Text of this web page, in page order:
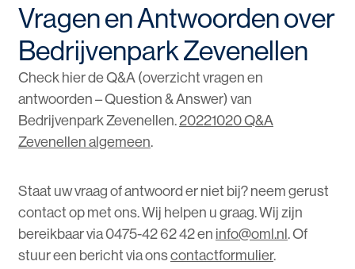
Vragen en Antwoorden over
Bedrijvenpark Zevenellen
Check hier de Q&A (overzicht vragen en
antwoorden – Question & Answer) van
Bedrijvenpark Zevenellen.20221020 Q&A
Zevenellen algemeen.
Staat uw vraag of antwoord er niet bij? neem gerust
contact op met ons. Wij helpen u graag. Wij zijn
bereikbaar via 0475-42 62 42 en info@oml.nl. Of
stuur een bericht via onscontactformulier.